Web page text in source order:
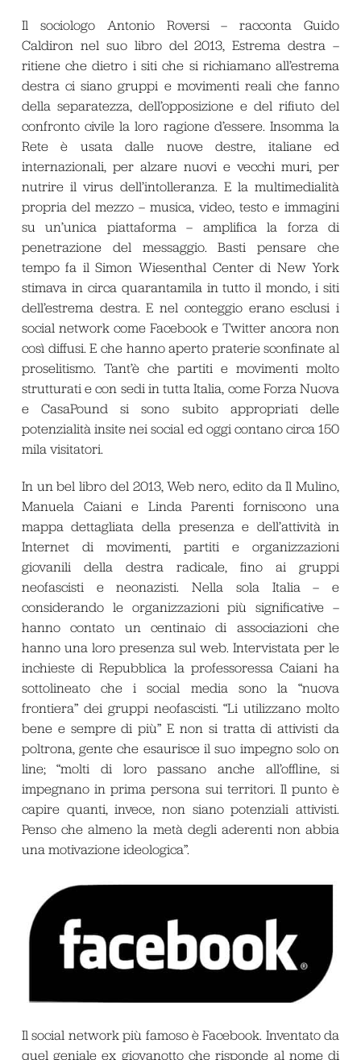
Il sociologo Antonio Roversi – racconta Guido
Caldiron nel suo libro del 2013,Estrema destra –
ritiene che dietro i siti che si richiamano all’estrema
destra ci siano gruppi e movimenti reali che fanno
della separatezza, dell’opposizione e del rifiuto del
confronto civile la loro ragione d’essere. Insomma la
Rete è usata dalle nuove destre, italiane ed
internazionali, per alzare nuovi e vecchi muri, per
nutrire il virus dell’intolleranza. E la multimedialità
propria del mezzo – musica, video, testo e immagini
su un’unica piattaforma – amplifica la forza di
penetrazione del messaggio. Basti pensare che
tempo fa il Simon Wiesenthal Center di New York
stimava in circa quarantamila in tutto il mondo, i siti
dell’estrema destra. E nel conteggio erano esclusi i
social network come Facebook e Twitter ancora non
così diffusi. E che hanno aperto praterie sconfinate al
proselitismo. Tant’è che partiti e movimenti molto
strutturati e con sedi in tutta Italia, come Forza Nuova
e CasaPound si sono subito appropriati delle
potenzialità insite nei social ed oggi contano circa 150
mila visitatori.
In un bel libro del 2013,Web nero, edito da Il Mulino,
Manuela Caiani e Linda Parenti forniscono una
mappa dettagliata della presenza e dell’attività in
Internet di movimenti, partiti e organizzazioni
giovanili della destra radicale, fino ai gruppi
neofascisti e neonazisti. Nella sola Italia – e
considerando le organizzazioni più significative –
hanno contato un centinaio di associazioni che
hanno una loro presenza sul web. Intervistata per le
inchieste di Repubblica la professoressa Caiani ha
sottolineato che i social media sono la “nuova
frontiera” dei gruppi neofascisti. “Li utilizzano molto
bene e sempre di più” E non si tratta di attivisti da
poltrona, gente che esaurisce il suo impegno solo on
line; “molti di loro passano anche all’offline, si
impegnano in prima persona sui territori. Il punto è
capire quanti, invece, non siano potenziali attivisti.
Penso che almeno la metà degli aderenti non abbia
una motivazione ideologica”.
Il social network più famoso è Facebook. Inventato da
quel geniale ex giovanotto che risponde al nome di